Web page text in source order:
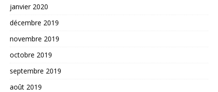
janvier 2020
décembre 2019
novembre 2019
octobre 2019
septembre 2019
août 2019